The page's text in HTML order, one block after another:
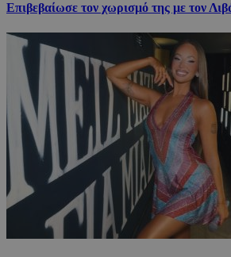
Επιβεβαίωσε τον χωρισμό της με τον